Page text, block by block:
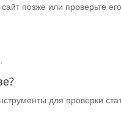
позже или проверьте его
для проверки